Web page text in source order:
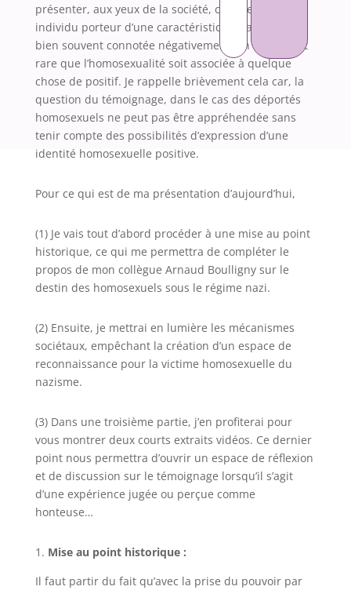
présenter, aux yeux de la société, comme un
individu porteur d’une caractéristique particulière,
bien souvent connotée négativement. En effet, il est
rare que l’homosexualité soit associée à quelque
chose de positif. Je rappelle brièvement cela car, la
question du témoignage, dans le cas des déportés
homosexuels ne peut pas être appréhendée sans
tenir compte des possibilités d’expression d’une
identité homosexuelle positive.
Pour ce qui est de ma présentation d’aujourd’hui,
(1) Je vais tout d’abord procéder à une mise au point
historique, ce qui me permettra de compléter le
propos de mon collègue Arnaud Boulligny sur le
destin des homosexuels sous le régime nazi.
(2) Ensuite, je mettrai en lumière les mécanismes
sociétaux, empêchant la création d’un espace de
reconnaissance pour la victime homosexuelle du
nazisme.
(3) Dans une troisième partie, j’en profiterai pour
vous montrer deux courts extraits vidéos. Ce dernier
point nous permettra d’ouvrir un espace de réflexion
et de discussion sur le témoignage lorsqu’il s’agit
d’une expérience jugée ou perçue comme
honteuse…
1. Mise au point historique :
Il faut partir du fait qu’avec la prise du pouvoir par